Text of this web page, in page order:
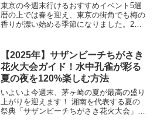
東京の今週末行けるおすすめイベント5選
暦の上では春を迎え、東京の街角でも梅の
香りが漂い始める季節になりました。2月
は、東京の『梅まつり』特集！江戸時代か
ら愛される...
【2025年】サザンビーチちがさき
花火大会ガイド！水中孔雀が彩る
夏の夜を120%楽しむ方法
いよいよ今週末、茅ヶ崎の夏が最高の盛り
上がりを迎えます！ 湘南を代表する夏の
祭典「サザンビーチちがさき花火大会」